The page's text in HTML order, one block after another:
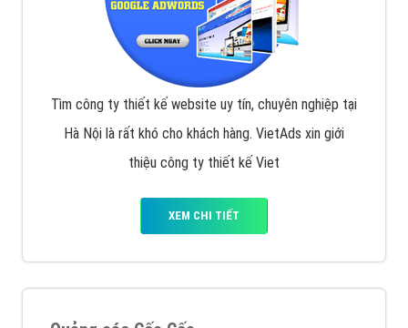
Tìm công ty thiết kế website uy tín, chuyên nghiệp tại
Hà Nội là rất khó cho khách hàng. VietAds xin giới
thiệu công ty thiết kế Viet
XEM CHI TIẾT